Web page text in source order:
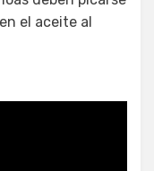
el aceite al